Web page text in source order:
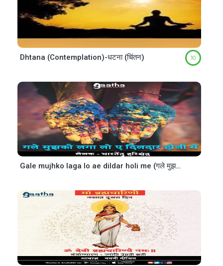
Dhtana (Contemplation)-धटना (चिंतन) 10
Gale mujhko laga lo ae dildar holi me (गले मुझको लगा लो ए दिलदार होली में)